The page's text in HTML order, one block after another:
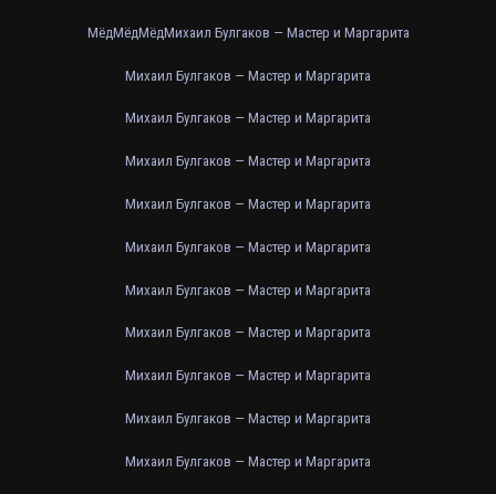
МёдМёдМёдМихаил Булгаков — Мастер и Маргарита
Михаил Булгаков — Мастер и Маргарита
Михаил Булгаков — Мастер и Маргарита
Михаил Булгаков — Мастер и Маргарита
Михаил Булгаков — Мастер и Маргарита
Михаил Булгаков — Мастер и Маргарита
Михаил Булгаков — Мастер и Маргарита
Михаил Булгаков — Мастер и Маргарита
Михаил Булгаков — Мастер и Маргарита
Михаил Булгаков — Мастер и Маргарита
Михаил Булгаков — Мастер и Маргарита